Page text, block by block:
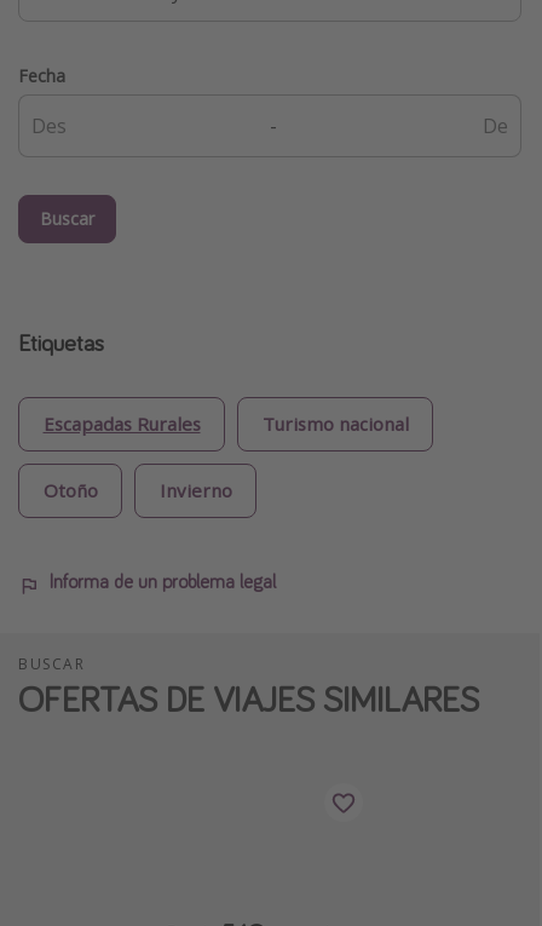
Fecha
-
Buscar
Etiquetas
Escapadas Rurales Turismo nacional
Otoño Invierno
Informa de un problema legal
BUSCAR
OFERTAS DE VIAJES SIMILARES